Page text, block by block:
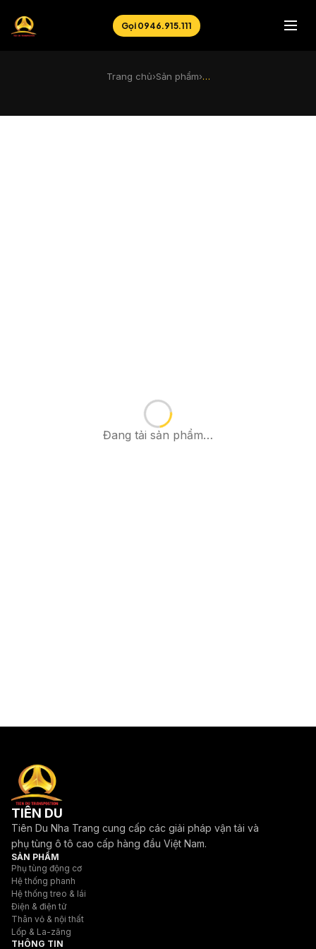
Gọi 0946.915.111
Trang chủ›Sản phẩm›…
Đang tải sản phẩm…
TIÊN DU
Tiên Du Nha Trang cung cấp các giải pháp vận tải và
phụ tùng ô tô cao cấp hàng đầu Việt Nam.
SẢN PHẨM
Phụ tùng động cơ
Hệ thống phanh
Hệ thống treo & lái
Điện & điện tử
Thân vỏ & nội thất
Lốp & La-zăng
THÔNG TIN